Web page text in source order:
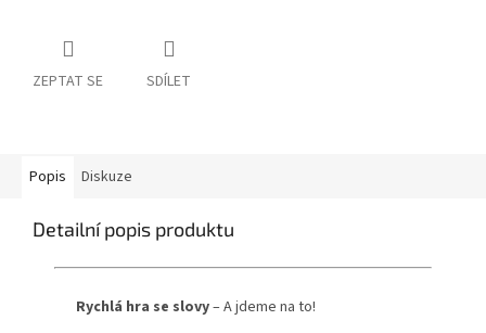
ZEPTAT SE SDÍLET
Popis Diskuze
Detailní popis produktu
Rychlá hra se slovy– A jdeme na to!